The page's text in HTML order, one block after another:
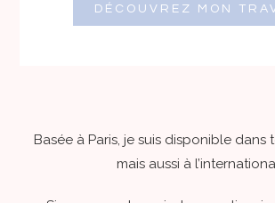
DÉCOUVREZ MON
Basée à Paris, je suis disponible dans
mais aussi à